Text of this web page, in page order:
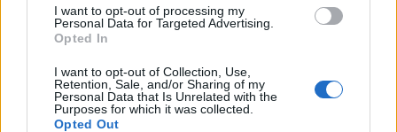
I want to opt-out of processing my
Personal Data for Targeted Advertising.
Opted In
I want to opt-out of Collection, Use,
Retention, Sale, and/or Sharing of my
Personal Data that Is Unrelated with the
Purposes for which it was collected.
Opted Out